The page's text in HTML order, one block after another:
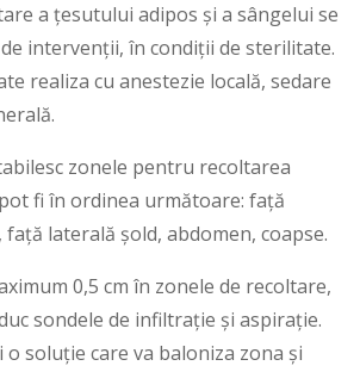
a țesutului adipos și a sângelui se
intervenții, în condiții de sterilitate.
realiza cu anestezie locală, sedare
zonele pentru recoltarea
fi în ordinea următoare: față
laterală șold, abdomen, coapse.
0,5 cm în zonele de recoltare,
sondele de infiltrație și aspirație.
soluție care va baloniza zona și